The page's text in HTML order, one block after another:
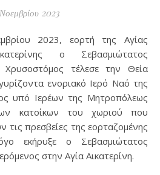
2023
ο Σεβασμιώτατος
τέλεσε την Θεία
ενοριακό Ιερό Ναό της
υπό Ιερέων της Μητροπόλεως
κατοίκων του χωριού που
πρεσβείες της εορταζομένης
εκήρυξε ο Σεβασμιώτατος
στην Αγία Αικατερίνη.